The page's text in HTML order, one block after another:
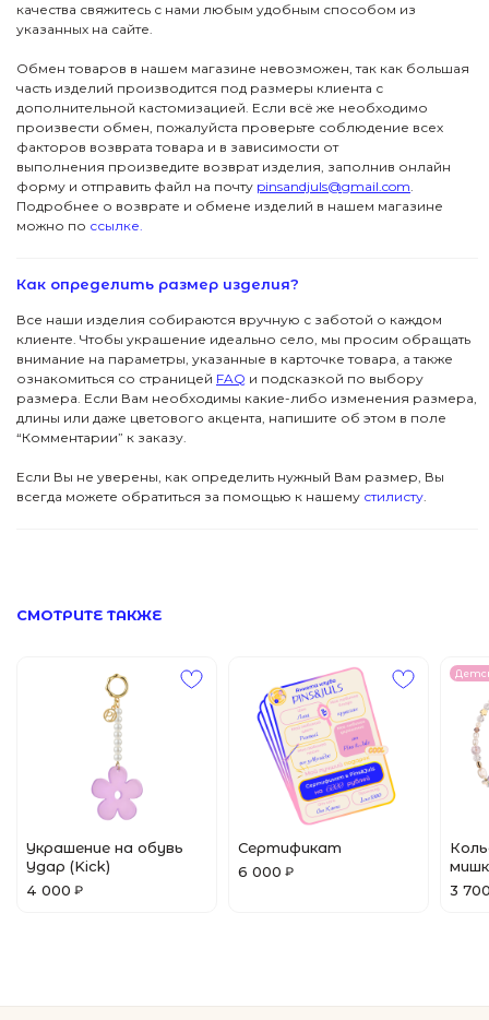
качества свяжитесь с нами любым удобным способом из
указанных на сайте.
Обмен товаров в нашем магазине невозможен, так как большая
часть изделий производится под размеры клиента с
дополнительной кастомизацией. Если всё же необходимо
произвести обмен, пожалуйста проверьте соблюдение всех
факторов возврата товара и в зависимости от
выполнения произведите возврат изделия, заполнив онлайн
форму и отправить файл на почту pinsandjuls@gmail.com.
Подробнее о возврате и обмене изделий в нашем магазине
можно по ссылке.
Как определить размер изделия?
Все наши изделия собираются вручную с заботой о каждом
клиенте. Чтобы украшение идеально село, мы просим обращать
внимание на параметры, указанные в карточке товара, а также
ознакомиться со страницей FAQ и подсказкой по выбору
размера. Если Вам необходимы какие-либо изменения размера,
длины или даже цветового акцента, напишите об этом в поле
“Комментарии” к заказу.
Если Вы не уверены, как определить нужный Вам размер, Вы
всегда можете обратиться за помощью к нашему стилисту.
СМОТРИТЕ ТАКЖЕ
Украшение на обувь
Удар (Kick)
4 000 ₽
Сертификат
6 000 ₽
3
Новинки
Колье
Подвески
Детям
Футболки
Аксессуары
В подарок
Вас ждут специальные акции, ранний доступ к
Я даю согласие на обработку данных
→
ПОКУПАТЕЛЯМ
КОНТАКТЫ